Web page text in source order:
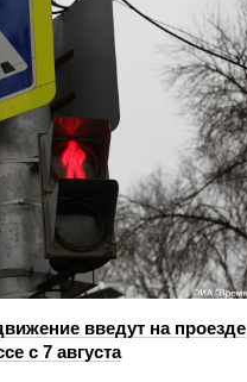
введут на проезде
с 7 августа